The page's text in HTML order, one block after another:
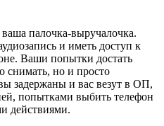
палочка-выручалочка.
и иметь доступ к
Ваши попытки достать
снимать, но и просто
задержаны и вас везут в ОП,
попытками выбить телефон
действиями.